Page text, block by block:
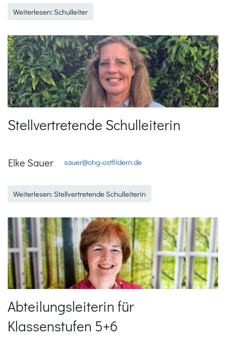
Weiterlesen: Schulleiter
Stellvertretende Schulleiterin
Elke Sauer sauer@ohg-ostfildern.de
Weiterlesen: Stellvertretende Schulleiterin
Abteilungsleiterin für
Klassenstufen 5+6